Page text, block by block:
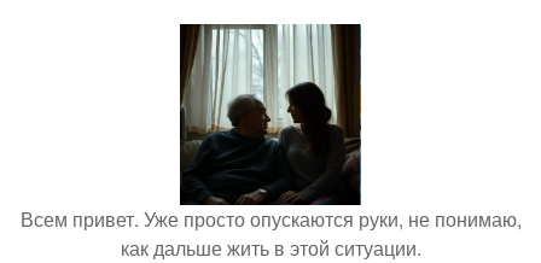
Всем привет. Уже просто опускаются руки, не понимаю,
как дальше жить в этой ситуации.